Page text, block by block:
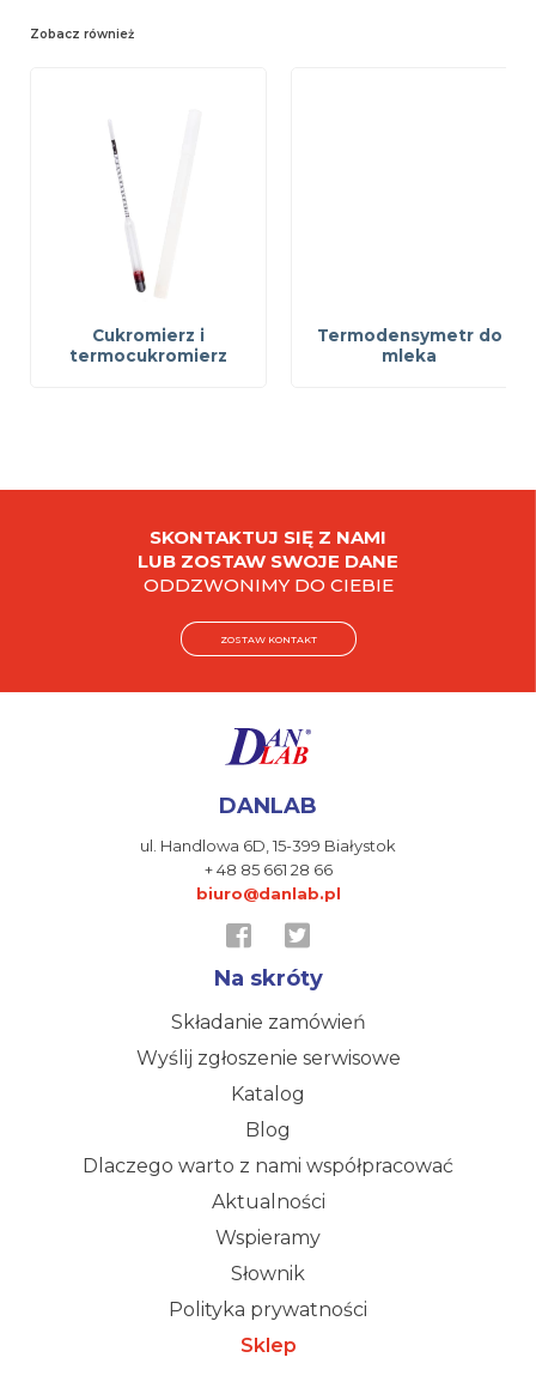
Zobacz również
Cukromierz i
termocukromierz
Termodensymetr do
mleka
SKONTAKTUJ SIĘ Z NAMI
LUB ZOSTAW SWOJE DANE
ODDZWONIMY DO CIEBIE
ZOSTAW KONTAKT
DANLAB
ul. Handlowa 6D,15-399 Białystok
+ 48 85 661 28 66
biuro@danlab.pl
Na skróty
Składanie zamówień
Wyślij zgłoszenie serwisowe
Katalog
Blog
Dlaczego warto z nami współpracować
Aktualności
Wspieramy
Słownik
Polityka prywatności
Sklep